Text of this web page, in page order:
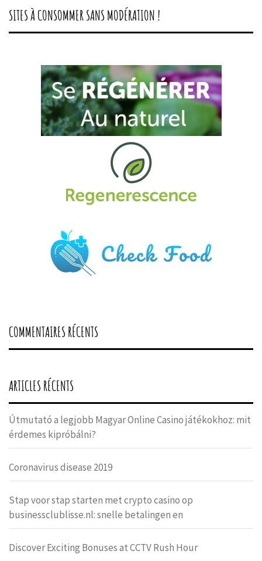
SITES À CONSOMMER SANS MODÉRATION !
COMMENTAIRES RÉCENTS
ARTICLES RÉCENTS
Útmutató a legjobb Magyar Online Casino játékokhoz: mit
érdemes kipróbálni?
Coronavirus disease 2019
Stap voor stap starten met crypto casino op
businessclublisse.nl: snelle betalingen en
Discover Exciting Bonuses at CCTV Rush Hour